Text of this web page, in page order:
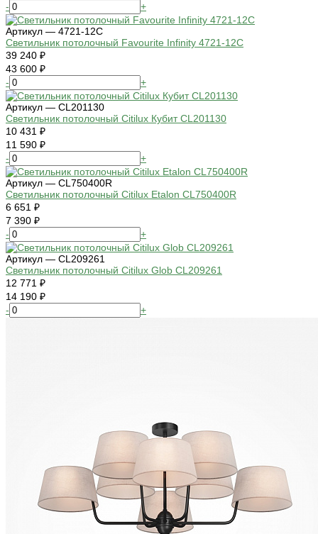
-
+
Артикул — 4721-12C
Светильник потолочный Favourite Infinity 4721-12C
39 240 ₽
43 600 ₽
-
+
Артикул — CL201130
Светильник потолочный Citilux Кубит CL201130
10 431 ₽
11 590 ₽
-
+
Артикул — CL750400R
Светильник потолочный Citilux Etalon CL750400R
6 651 ₽
7 390 ₽
-
+
Артикул — CL209261
Светильник потолочный Citilux Glob CL209261
12 771 ₽
14 190 ₽
-
+